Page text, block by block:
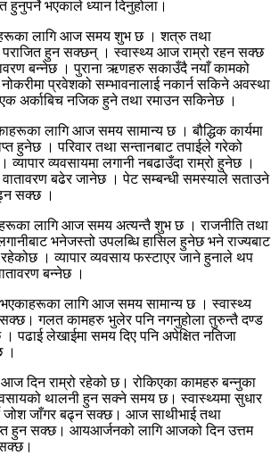
भएकाले ध्यान दिनुहोला।
लागि आज समय शुभ छ । शत्रु तथा
पराजित हुन सक्छन् । स्वास्थ्य आज राम्रो रहन सक्छ
बन्नेछ । पुराना ऋणहरु सकाउँदै नयाँ कामको
प्रवेशको सम्भावनालाई नकार्न सकिने अवस्था
अर्काबिच नजिक हुने तथा रमाउन सकिनेछ ।
लागि आज समय सामान्य छ । बौद्धिक कार्यमा
हुनेछ । परिवार तथा सन्तानबाट तपाईले गरेको
व्यवसायमा लगानी नबढाउँदा राम्रो हुनेछ ।
वातावरण बढेर जानेछ । पेट सम्बन्धी समस्याले सताउने
सक्छ ।
लागि आज समय अत्यन्तै शुभ छ । राजनीति तथा
भनेजस्तो उपलब्धि हासिल हुनेछ भने राज्यबाट
रहेकोछ । व्यापार व्यवसाय फस्टाएर जाने हुनाले थप
बन्नेछ ।
लागि आज समय सामान्य छ । स्वास्थ्य
गलत कामहरु भुलेर पनि नगनुहोला तुरुन्तै दण्ड
। पढाई लेखाईमा समय दिए पनि अपेक्षित नतिजा
।
दिन राम्रो रहेको छ। रोकिएका कामहरु बन्नुका
थालनी हुन सक्ने समय छ। स्वास्थ्यमा सुधार
जोश जाँगर बढ्न सक्छ। आज साथीभाई तथा
हुन सक्छ। आयआर्जनको लागि आजको दिन उत्तम